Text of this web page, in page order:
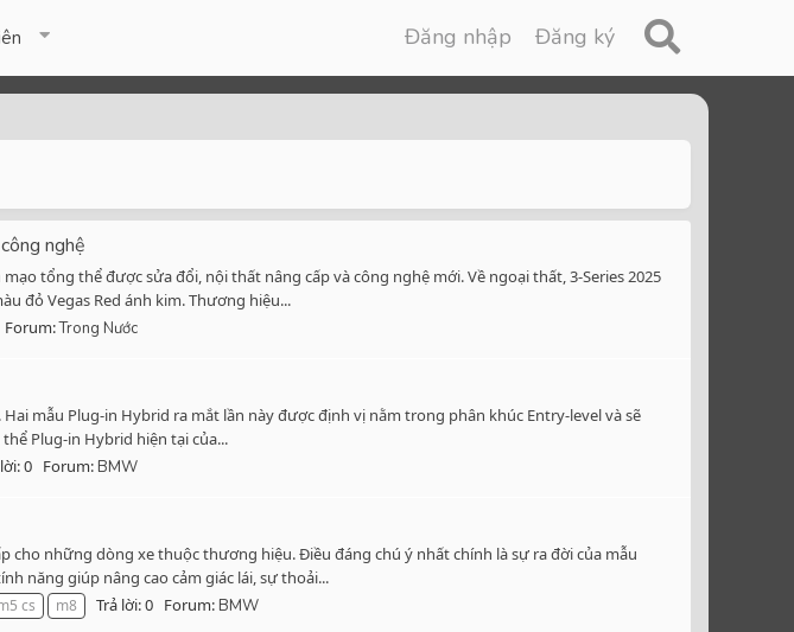
Đăng nhập Đăng ký
nghệ
tổng thể được sửa đổi, nội thất nâng cấp và công nghệ mới. Về ngoại thất, 3-Series 2025
đỏ Vegas Red ánh kim. Thương hiệu...
Forum:Trong Nước
mẫu Plug-in Hybrid ra mắt lần này được định vị nằm trong phân khúc Entry-level và sẽ
Plug-in Hybrid hiện tại của...
0 Forum:BMW
những dòng xe thuộc thương hiệu. Điều đáng chú ý nhất chính là sự ra đời của mẫu
năng giúp nâng cao cảm giác lái, sự thoải...
cs m8 Trả lời: 0 Forum:BMW